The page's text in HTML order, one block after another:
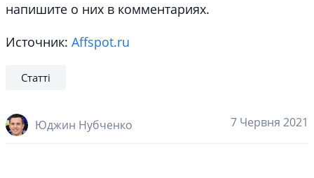
напишите о них в комментариях.
Источник: Affspot.ru
Статті
Юджин Нубченко 7 Червня 2021